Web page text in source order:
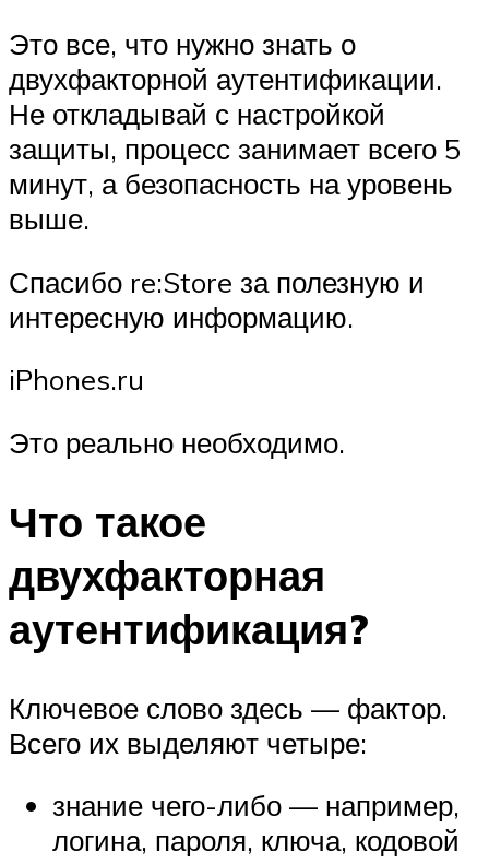
Это все, что нужно знать о
двухфакторной аутентификации.
Не откладывай с настройкой
защиты, процесс занимает всего 5
минут, а безопасность на уровень
выше.
Спасибо re:Store за полезную и
интересную информацию.
iPhones.ru
Это реально необходимо.
Что такое
двухфакторная
аутентификация?
Ключевое слово здесь — фактор.
Всего их выделяют четыре:
знание чего-либо — например,
логина, пароля, ключа, кодовой